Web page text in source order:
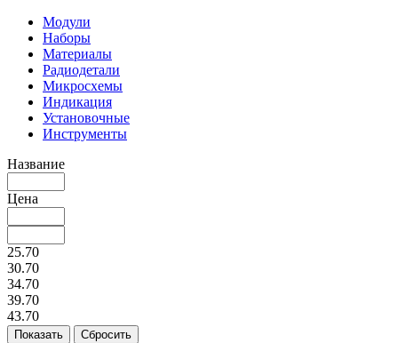
Модули
Наборы
Материалы
Радиодетали
Микросхемы
Индикация
Установочные
Инструменты
Название
Цена
25.70
30.70
34.70
39.70
43.70
Сбросить